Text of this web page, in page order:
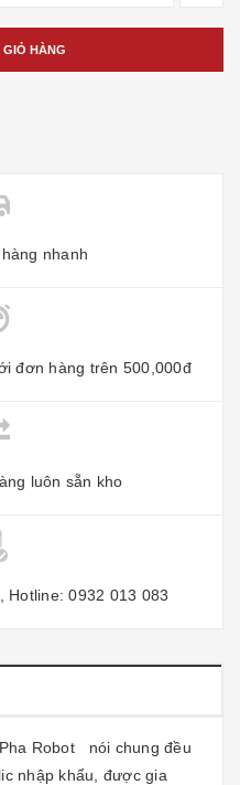
HÀNG
nhanh
đơn hàng trên 500,000đ
luôn sẵn kho
Hotline: 0932 013 083
Robot
nói chung đều
nhập khẩu, được gia